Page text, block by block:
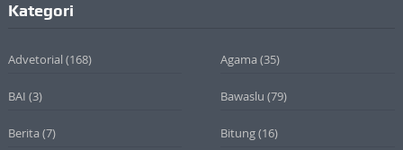
Kategori
Advetorial (168) Agama (35)
BAI (3) Bawaslu (79)
Berita (7) Bitung(16)